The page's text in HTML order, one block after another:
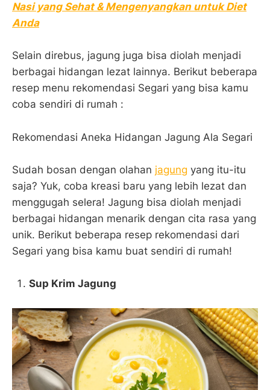
Nasi yang Sehat & Mengenyangkan untuk Diet
Anda
Selain direbus, jagung juga bisa diolah menjadi
berbagai hidangan lezat lainnya. Berikut beberapa
resep menu rekomendasi Segari yang bisa kamu
coba sendiri di rumah :
Rekomendasi Aneka Hidangan Jagung Ala Segari
Sudah bosan dengan olahan jagung yang itu-itu
saja? Yuk, coba kreasi baru yang lebih lezat dan
menggugah selera! Jagung bisa diolah menjadi
berbagai hidangan menarik dengan cita rasa yang
unik. Berikut beberapa resep rekomendasi dari
Segari yang bisa kamu buat sendiri di rumah!
Sup Krim Jagung